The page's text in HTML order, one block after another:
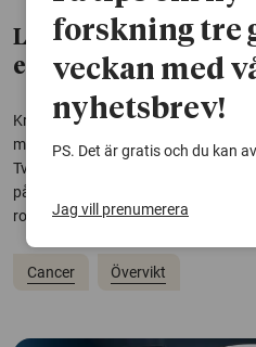
Ledtrådar till den
efter viktkirurgi
Kraftig och varaktig viktminskning
minskad risk för cancer och
Två nya studier ger nu ledtrådar till
på att kön, ämnesomsättning och
roll.
Cancer Övervikt
forskning tre
veckan med
nyhetsbrev!
PS. Det är gratis och du kan
Jag vill prenumerera